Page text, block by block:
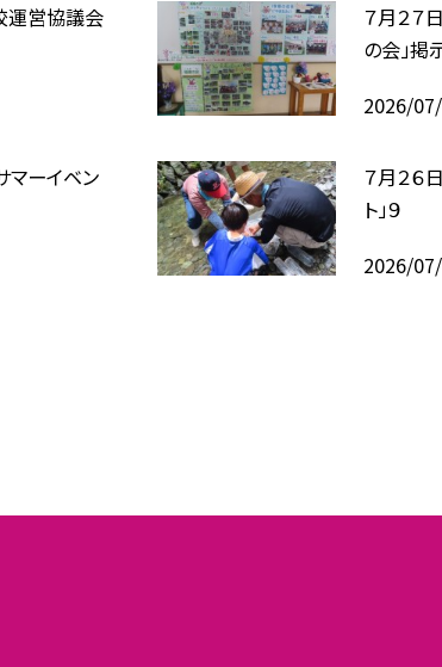
運営協議会
７月２７
の会」掲
2026/
マーイベン
７月２６
ト」９
2026/